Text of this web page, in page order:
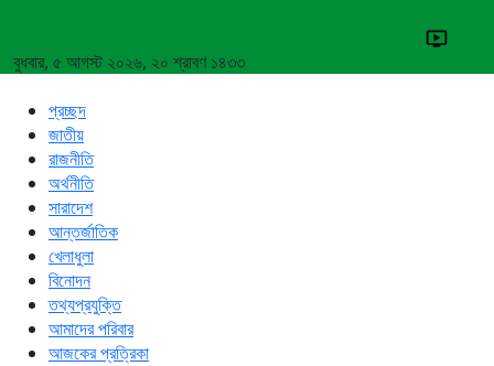
বুধবার, ৫ আগস্ট ২০২৬, ২০ শ্রাবণ ১৪৩৩
প্রচ্ছদ
জাতীয়
রাজনীতি
অর্থনীতি
সারাদেশ
আন্তর্জাতিক
খেলাধুলা
বিনোদন
তথ্যপ্রযুক্তি
আমাদের পরিবার
আজকের প্রত্রিকা